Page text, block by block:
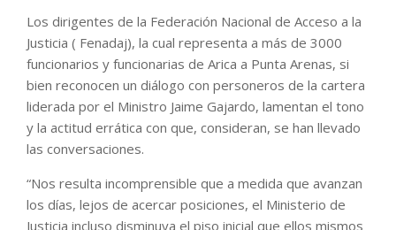
Los dirigentes de la Federación Nacional de Acceso a la
Justicia ( Fenadaj), la cual representa a más de 3000
funcionarios y funcionarias de Arica a Punta Arenas, si
bien reconocen un diálogo con personeros de la cartera
liderada por el Ministro Jaime Gajardo, lamentan el tono
y la actitud errática con que, consideran, se han llevado
las conversaciones.
“Nos resulta incomprensible que a medida que avanzan
los días, lejos de acercar posiciones, el Ministerio de
Justicia incluso disminuya el piso inicial que ellos mismos